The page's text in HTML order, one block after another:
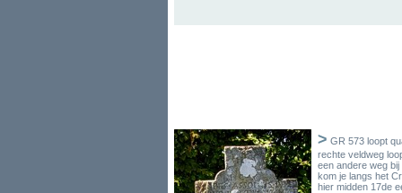
> GR 573 loopt
rechte veldweg
een andere weg
kom je langs het
hier midden 17de